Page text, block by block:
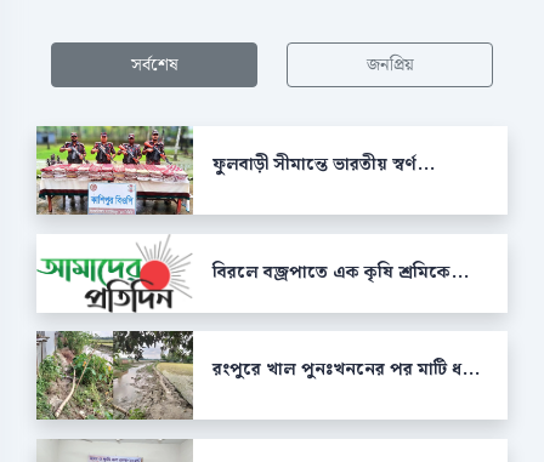
সর্বশেষ জনপ্রিয়
ফুলবাড়ী সীমান্তে ভারতীয় স্বর্ণ...
বিরলে বজ্রপাতে এক কৃষি শ্রমিকে...
রংপুরে খাল পুনঃখননের পর মাটি ধ...